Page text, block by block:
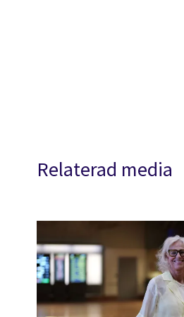
Relaterad media